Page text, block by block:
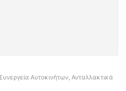
Αυτοκινήτων, Ανταλλακτικά